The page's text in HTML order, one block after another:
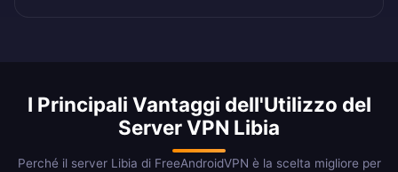
I Principali Vantaggi dell'Utilizzo del
Server VPN Libia
Perché il server Libia di FreeAndroidVPN è la scelta migliore per